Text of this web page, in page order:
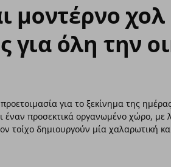
μοντέρνο
όλη την
για το ξεκίνημα της
έναν προσεκτικά οργανωμένο χώρο, με
τοίχο δημιουργούν μία χαλαρωτική